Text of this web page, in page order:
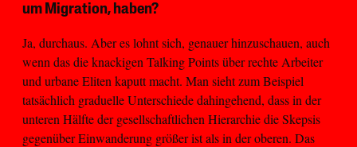
um Migration, haben?
Ja, durchaus. Aber es lohnt sich, genauer hinzuschauen, auch
wenn das die knackigen Talking Points über rechte Arbeiter
und urbane Eliten kaputt macht. Man sieht zum Beispiel
tatsächlich graduelle Unterschiede dahingehend, dass in der
unteren Hälfte der gesellschaftlichen Hierarchie die Skepsis
gegenüber Einwanderung größer ist als in der oberen. Das